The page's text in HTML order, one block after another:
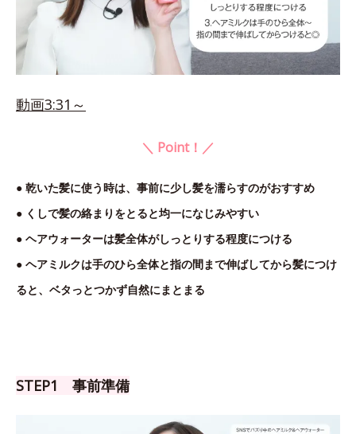
動画3:31～
＼ Point！／
● 乾いた髪に使う時は、事前に少し髪を濡らすのがおすすめ
● くしで髪の絡まりをとると均一になじみやすい
● ヘアウォーターは髪全体がしっとりする程度につける
● ヘアミルクは手のひら全体と指の間まで伸ばしてから髪につけ
ると、ベタっとつかず自然にまとまる
STEP1 事前準備